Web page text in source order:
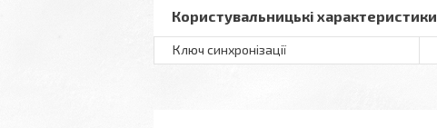
Користувальницькі характеристики
Ключ синхронізації